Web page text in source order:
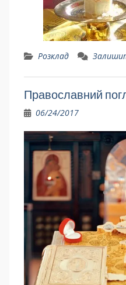
Розклад
Православний
06/24/2017